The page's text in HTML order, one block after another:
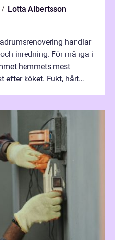
Lotta Albertsson
handlar
inredning. För många i
hemmets mest
efter köket. Fukt, hårt